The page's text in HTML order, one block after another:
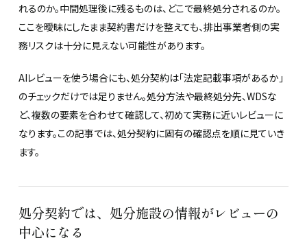
れるのか。中間処理後に残るものは、どこで最終処分されるのか。
ここを曖昧にしたまま契約書だけを整えても、排出事業者側の実
務リスクは十分に見えない可能性があります。
AIレビューを使う場合にも、処分契約は「法定記載事項があるか」
のチェックだけでは足りません。処分方法や最終処分先、WDSな
ど、複数の要素を合わせて確認して、初めて実務に近いレビューに
なります。この記事では、処分契約に固有の確認点を順に見ていき
ます。
処分契約では、処分施設の情報がレビューの
中心になる